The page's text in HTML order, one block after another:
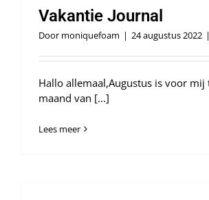
Vakantie Journal
Door moniquefoam | 24 augustus 2022 |
Hallo allemaal,Augustus is voor mij
maand van [...]
Lees meer